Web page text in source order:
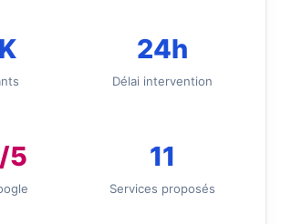
24h
Délai intervention
5 11
Services proposés